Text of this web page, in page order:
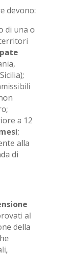
devono:
di una o
a 12
;
alla
di
al
della